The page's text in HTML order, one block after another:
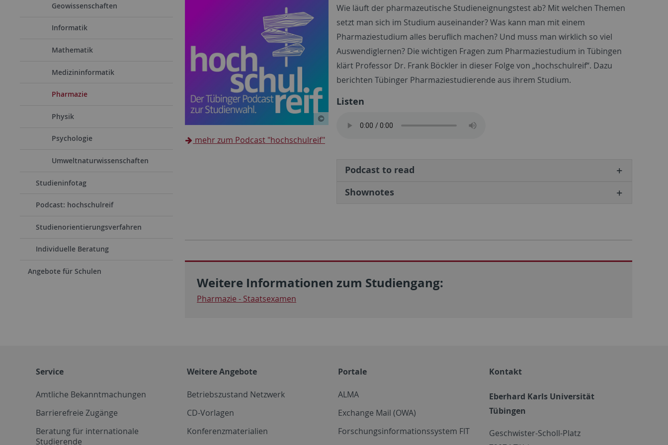
Geowissenschaften
Informatik
Mathematik
Medizininformatik
Pharmazie
Physik
Psychologie
Umweltnaturwissenschaften
Studieninfotag
Podcast: hochschulreif
Studienorientierungsverfahren
Individuelle Beratung
Angebote für Schulen
mehr zum Podcast "hochschulreif"
Wie läuft der pharmazeutische Studieneignungstest ab? Mit welchen Themen
setzt man sich im Studium auseinander? Was kann man mit einem
Pharmaziestudium alles beruflich machen? Und muss man wirklich so viel
Auswendiglernen? Die wichtigen Fragen zum Pharmaziestudium in Tübingen
klärt Professor Dr. Frank Böckler in dieser Folge von „hochschulreif“. Dazu
berichten Tübinger Pharmaziestudierende aus ihrem Studium.
Listen
Podcast to read
Shownotes
Weitere Informationen zum Studiengang:
Pharmazie - Staatsexamen
Service
Amtliche Bekanntmachungen
Barrierefreie Zugänge
Beratung für internationale
Studierende
Weitere Angebote
Betriebszustand Netzwerk
CD-Vorlagen
Konferenzmaterialien
Portale
ALMA
Exchange Mail (OWA)
Forschungsinformationssystem FIT
Kontakt
Eberhard Karls Universität
Tübingen
Geschwister-Scholl-Platz